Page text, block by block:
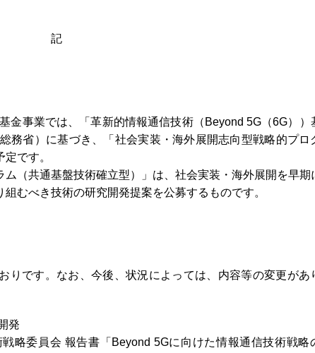
記
金事業では、「革新的情報通信技術（Beyond 5G（6G））
省）に基づき、「社会実装・海外展開志向型戦略的プロ
です。
ム（共通基盤技術確立型）」は、社会実装・海外展開を早期
むべき技術の研究開発提案を公募するものです。
りです。なお、今後、状況によっては、内容等の変更があ
発
略委員会 報告書「Beyond 5Gに向けた情報通信技術戦略